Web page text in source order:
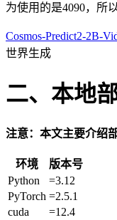
为使用的是4090，所
Cosmos-Predict2-2B-
世界生成
二、本地
注意：本文主要介绍
环境
版本号
Python
=3.12
PyTorch =2.5.1
cuda
=12.4